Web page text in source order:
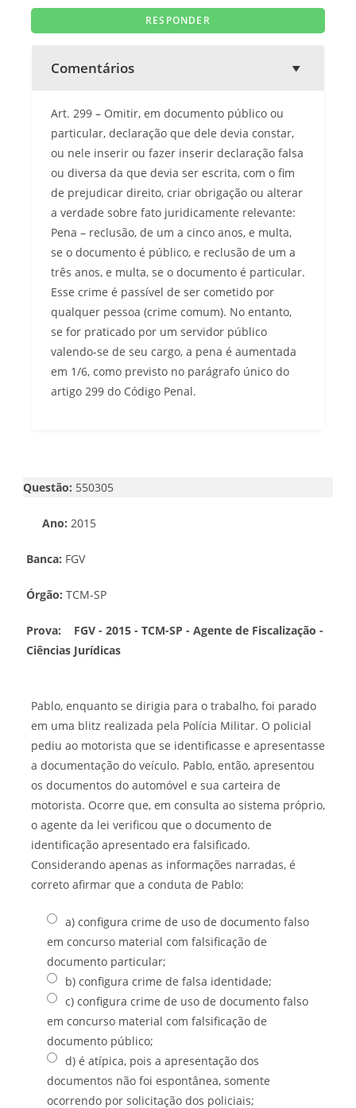
Comentários
Art. 299 – Omitir, em documento público ou
particular, declaração que dele devia constar,
ou nele inserir ou fazer inserir declaração falsa
ou diversa da que devia ser escrita, com o fim
de prejudicar direito, criar obrigação ou alterar
a verdade sobre fato juridicamente relevante:
Pena – reclusão, de um a cinco anos, e multa,
se o documento é público, e reclusão de um a
três anos, e multa, se o documento é particular.
Esse crime é passível de ser cometido por
qualquer pessoa (crime comum). No entanto,
se for praticado por um servidor público
valendo-se de seu cargo, a pena é aumentada
em 1/6, como previsto no parágrafo único do
artigo 299 do Código Penal.
Questão: 550305
Ano: 2015
Banca: FGV
Órgão: TCM-SP
Prova:
FGV - 2015 - TCM-SP - Agente de Fiscalização -
Ciências Jurídicas
Pablo, enquanto se dirigia para o trabalho, foi parado
em uma blitz realizada pela Polícia Militar. O policial
pediu ao motorista que se identificasse e apresentasse
a documentação do veículo. Pablo, então, apresentou
os documentos do automóvel e sua carteira de
motorista. Ocorre que, em consulta ao sistema próprio,
o agente da lei verificou que o documento de
identificação apresentado era falsificado.
Considerando apenas as informações narradas, é
correto afirmar que a conduta de Pablo:
a) configura crime de uso de documento falso
em concurso material com falsificação de
documento particular;
b) configura crime de falsa identidade;
c) configura crime de uso de documento falso
em concurso material com falsificação de
documento público;
d) é atípica, pois a apresentação dos
documentos não foi espontânea, somente
ocorrendo por solicitação dos policiais;